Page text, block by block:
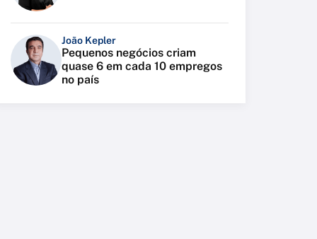
João Kepler
Pequenos negócios criam
quase 6 em cada 10 empregos
no país